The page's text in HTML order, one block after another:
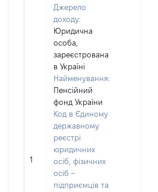
1
Джерело
доходу:
Юридична
особа,
зареєстрована
в Україні
Найменування:
Пенсійний
фонд України
Код в Єдиному
державному
реєстрі
юридичних
осіб, фізичних
осіб –
підприємців та